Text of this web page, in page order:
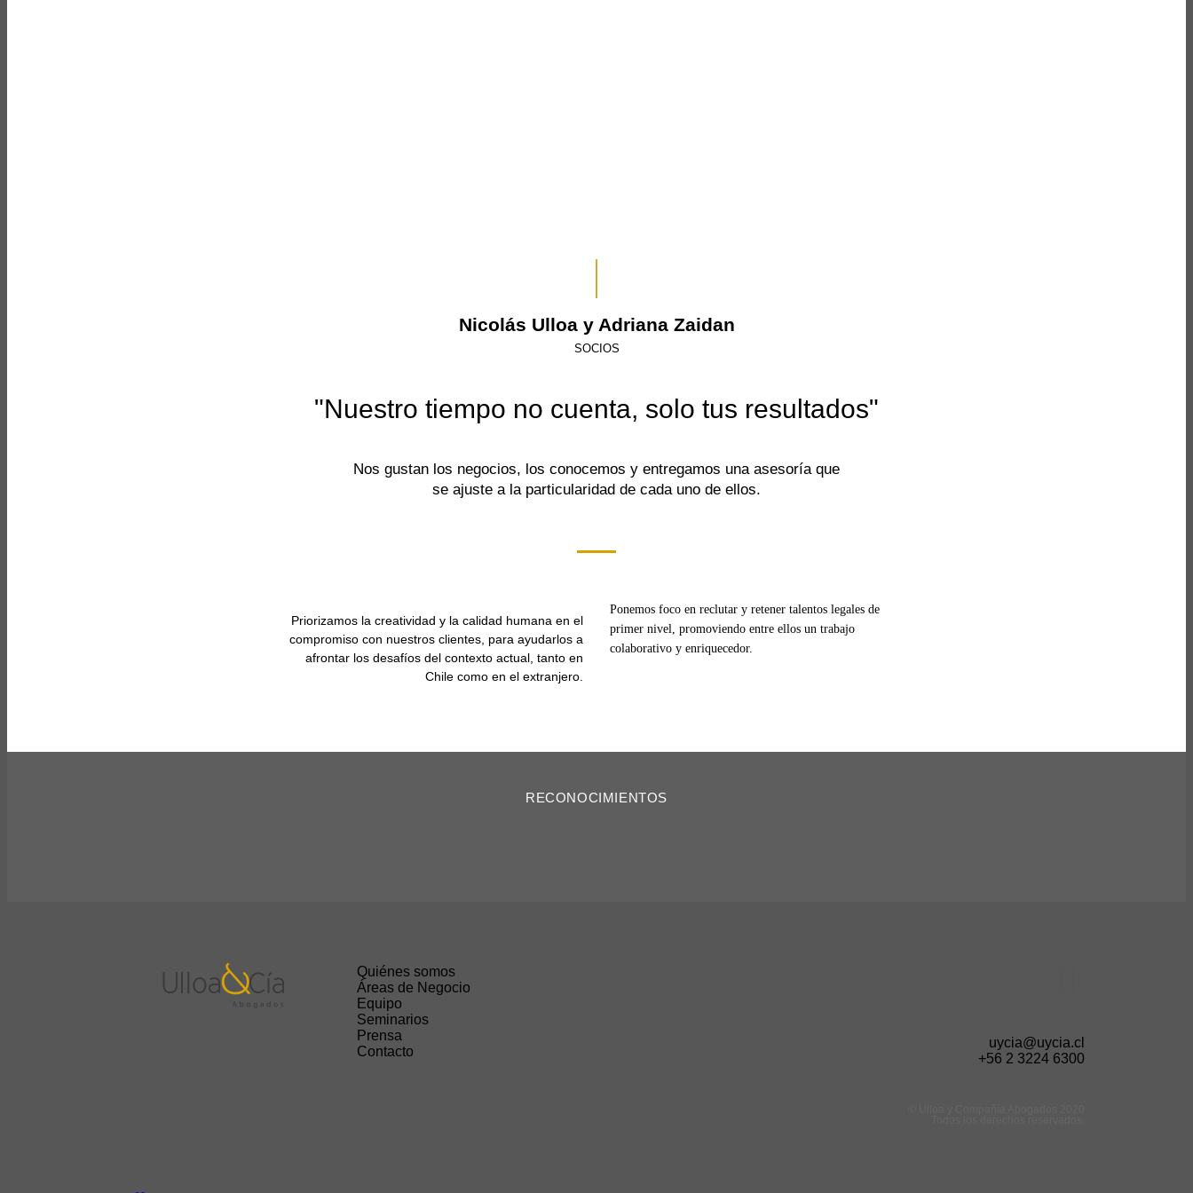
Nicolás Ulloa y Adriana Zaidan
SOCIOS
"Nuestro tiempo no cuenta, solo tus resultados"
Nos gustan los negocios, los conocemos y entregamos una asesoría que
se ajuste a la particularidad de cada uno de ellos.
Priorizamos la creatividad y la calidad humana en el
compromiso con nuestros clientes, para ayudarlos a
afrontar los desafíos del contexto actual, tanto en
Chile como en el extranjero.
Ponemos foco en reclutar y retener talentos legales de
primer nivel, promoviendo entre ellos un trabajo
colaborativo y enriquecedor.
RECONOCIMIENTOS
Quiénes somos
Áreas de Negocio
Equipo
Seminarios
Prensa
Contacto
uycia@uycia.cl
+56 2 3224 6300